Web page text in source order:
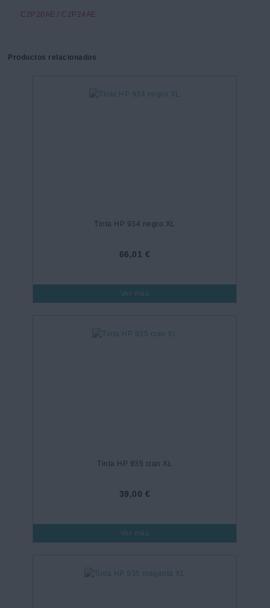
C2P20AE / C2P24AE
Productos relacionados
Tinta HP 934 negro XL
66,01 €
Ver más
Tinta HP 935 cian XL
39,00 €
Ver más